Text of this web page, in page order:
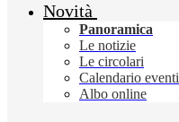
Novità
Panoramica
Le notizie
Le circolari
Calendario eventi
Albo online